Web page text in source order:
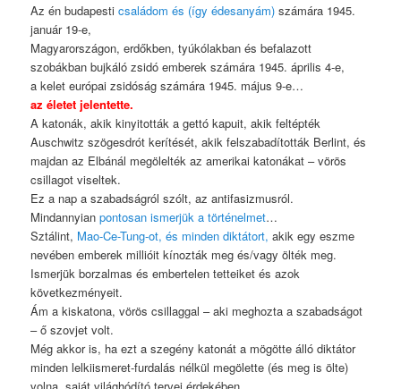
Az én budapesticsaládom és (így édesanyám) számára 1945.
január 19-e,
Magyarországon, erdőkben, tyúkólakban és befalazott
szobákban bujkáló zsidó emberek számára 1945. április 4-e,
a kelet európai zsidóság számára 1945. május 9-e…
az életet jelentette.
A katonák, akik kinyitották a gettó kapuit, akik feltépték
Auschwitz szögesdrót kerítését, akik felszabadították Berlint, és
majdan az Elbánál megölelték az amerikai katonákat – vörös
csillagot viseltek.
Ez a nap a szabadságról szólt, az antifasizmusról.
Mindannyianpontosan ismerjük a történelmet…
Sztálint, Mao-Ce-Tung-ot, és minden diktátort,akik egy eszme
nevében emberek millióit kínozták meg és/vagy ölték meg.
Ismerjük borzalmas és embertelen tetteiket és azok
következményeit.
Ám a kiskatona, vörös csillaggal – aki meghozta a szabadságot
– ő szovjet volt.
Még akkor is, ha ezt a szegény katonát a mögötte álló diktátor
minden lelkiismeret-furdalás nélkül megölette (és meg is ölte)
volna, saját világhódító tervei érdekében.